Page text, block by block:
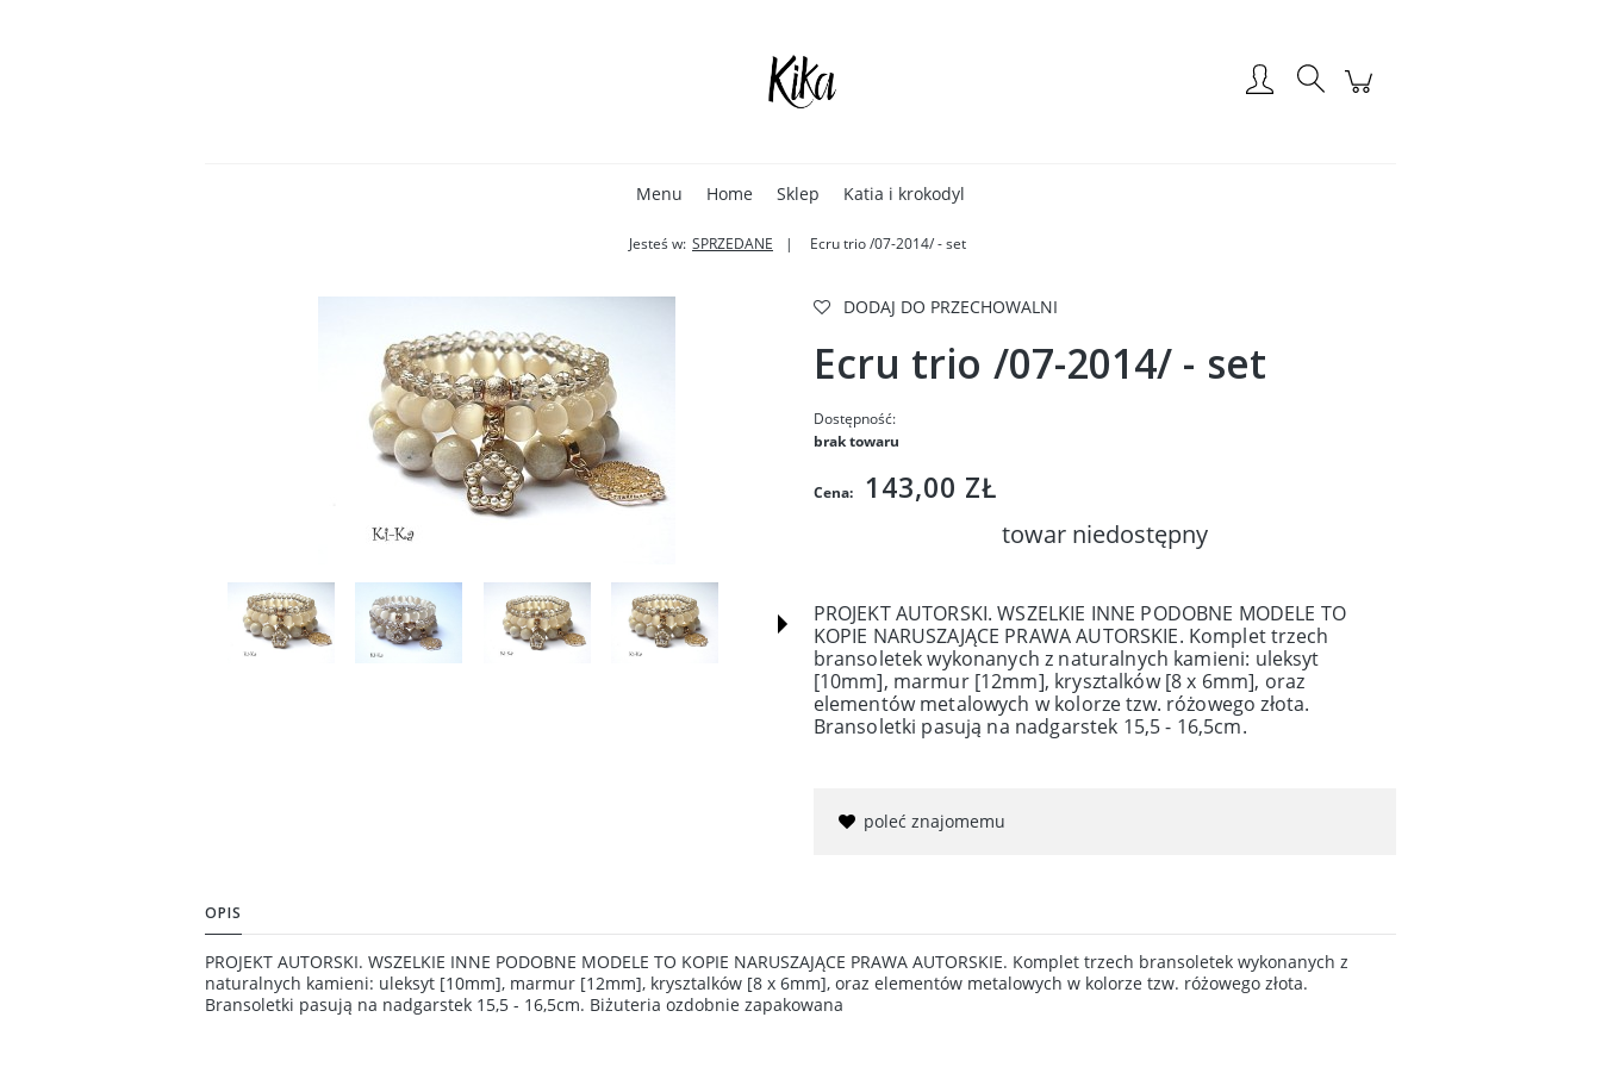
Menu Home Sklep Katia i krokodyl
Jesteś w: SPRZEDANE Ecru trio /07-2014/ - set
DODAJ DO PRZECHOWALNI
Ecru trio /07-2014/ - set
Dostępność:
brak towaru
Cena: 143,00 ZŁ
towar niedostępny
PROJEKT AUTORSKI. WSZELKIE INNE PODOBNE MODELE TO
KOPIE NARUSZAJĄCE PRAWA AUTORSKIE. Komplet trzech
bransoletek wykonanych z naturalnych kamieni: uleksyt
[10mm], marmur [12mm], krysztalków [8 x 6mm], oraz
elementów metalowych w kolorze tzw. różowego złota.
Bransoletki pasują na nadgarstek 15,5 - 16,5cm.
poleć znajomemu
OPIS
PROJEKT AUTORSKI. WSZELKIE INNE PODOBNE MODELE TO KOPIE NARUSZAJĄCE PRAWA AUTORSKIE. Komplet trzech bransoletek wykonanych z
naturalnych kamieni: uleksyt [10mm], marmur [12mm], krysztalków [8 x 6mm], oraz elementów metalowych w kolorze tzw. różowego złota.
Bransoletki pasują na nadgarstek 15,5 - 16,5cm. Biżuteria ozdobnie zapakowana